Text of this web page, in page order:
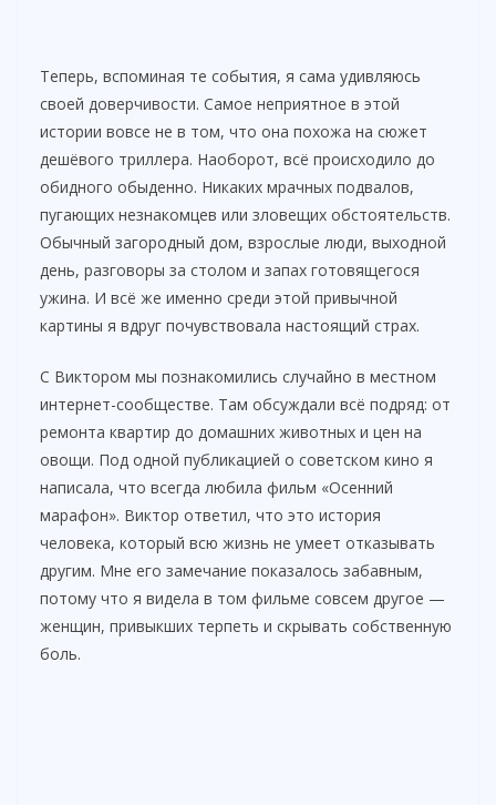
Теперь, вспоминая те события, я сама удивляюсь
своей доверчивости. Самое неприятное в этой
истории вовсе не в том, что она похожа на сюжет
дешёвого триллера. Наоборот, всё происходило до
обидного обыденно. Никаких мрачных подвалов,
пугающих незнакомцев или зловещих обстоятельств.
Обычный загородный дом, взрослые люди, выходной
день, разговоры за столом и запах готовящегося
ужина. И всё же именно среди этой привычной
картины я вдруг почувствовала настоящий страх.
С Виктором мы познакомились случайно в местном
интернет-сообществе. Там обсуждали всё подряд: от
ремонта квартир до домашних животных и цен на
овощи. Под одной публикацией о советском кино я
написала, что всегда любила фильм «Осенний
марафон». Виктор ответил, что это история
человека, который всю жизнь не умеет отказывать
другим. Мне его замечание показалось забавным,
потому что я видела в том фильме совсем другое —
женщин, привыкших терпеть и скрывать собственную
боль.